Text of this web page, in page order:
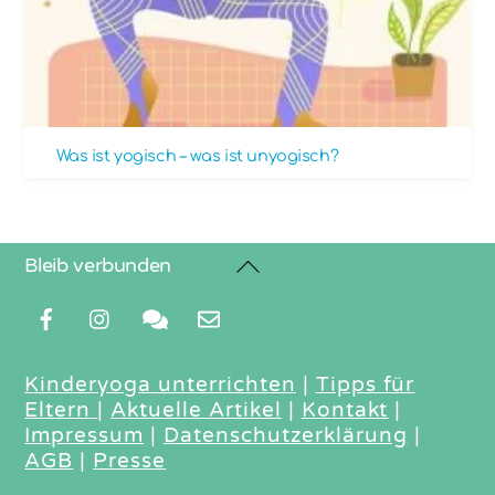
Was ist yogisch – was ist unyogisch?
Back
Bleib verbunden
Kinderyoga unterrichten | Tipps für
Eltern | Aktuelle Artikel | Kontakt |
Impressum | Datenschutzerklärung |
AGB | Presse